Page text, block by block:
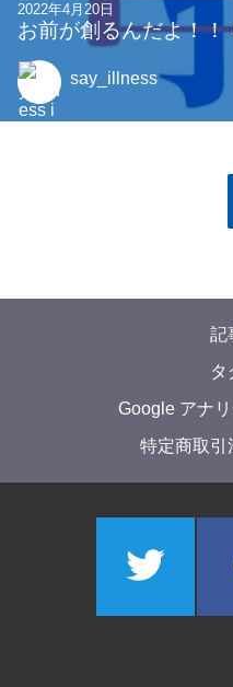
2022年4月20日
お前が創るんだよ！！
say_illness
記
タ
Google アナ
特定商取引